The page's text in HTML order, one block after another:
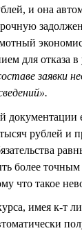
и она
для отказа в
заявки
документации
рублей и
более
что такое
имея к-т